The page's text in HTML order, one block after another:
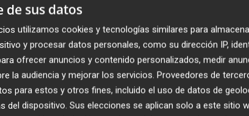
engancha semana tras semana. La confianza es
puede llegar a ser un jugador. Todos los que
los nervios o asumir la presión a sabiendas
de sus datos
utilizamos cookies y tecnologías similares para
y procesar datos personales, como su dirección IP,
ofrecer anuncios y contenido personalizados, medir
la audiencia y mejorar los servicios. Proveedores de
para estos y otros fines, incluido el uso de datos de
del dispositivo. Sus elecciones se aplican solo a este sitio